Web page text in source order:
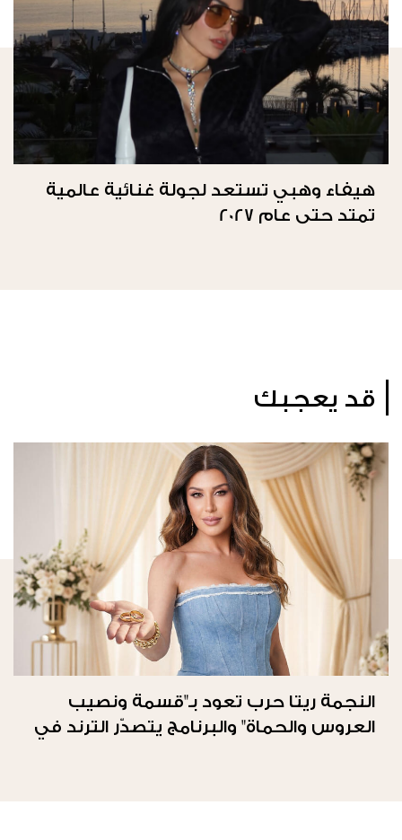
هيفاء وهبي تستعد لجولة غنائية عالمية
تمتد حتى عام 2027
قد يعجبك
النجمة ريتا حرب تعود بـ"قسمة ونصيب
العروس والحماة" والبرنامج يتصدّر الترند في